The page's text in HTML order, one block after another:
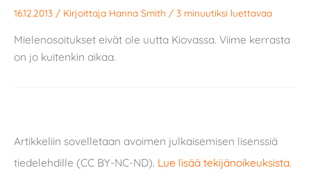
16.12.2013 / Kirjoittaja Hanna Smith / 3 minuutiksi luettavaa
Mielenosoitukset eivät ole uutta Kiovassa. Viime kerrasta
on jo kuitenkin aikaa.
Artikkeliin sovelletaan avoimen julkaisemisen lisenssiä
tiedelehdille (CC BY-NC-ND). Lue lisää tekijänoikeuksista.